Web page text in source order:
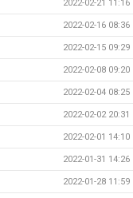
2022-02-21 11:16
2022-02-16 08:36
2022-02-15 09:29
2022-02-08 09:20
2022-02-04 08:25
2022-02-02 20:31
2022-02-01 14:10
2022-01-31 14:26
2022-01-28 11:59